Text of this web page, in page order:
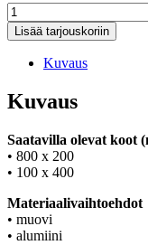
Maakaasun
pääsulku
määrä
Lisää tarjouskoriin
Kuvaus
Kuvaus
Saatavilla olevat koot
• 800 x 200
• 100 x 400
Materiaalivaihtoehdot
• muovi
• alumiini